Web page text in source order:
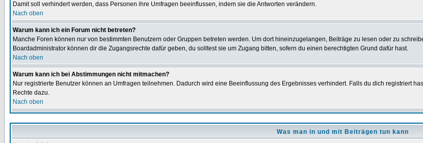
Damit soll verhindert werden, dass Personen ihre Umfragen beeinflussen, indem sie die Antworten verändern.
Nach oben
Warum kann ich ein Forum nicht betreten?
Manche Foren können nur von bestimmten Benutzern oder Gruppen betreten werden. Um dort hineinzugelangen, Beiträge zu lesen oder zu
Boardadministrator können dir die Zugangsrechte dafür geben, du solltest sie um Zugang bitten, sofern du einen berechtigten Grund dafür hast.
Nach oben
Warum kann ich bei Abstimmungen nicht mitmachen?
Nur registrierte Benutzer können an Umfragen teilnehmen. Dadurch wird eine Beeinflussung des Ergebnisses verhindert. Falls du dich registriert
Rechte dazu.
Nach oben
Was man in und mit Beiträgen tun kann